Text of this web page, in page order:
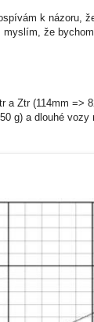
k názoru,
že
a Ztr (114mm =>
g) a dlouhé vozy